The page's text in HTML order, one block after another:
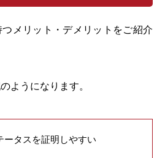
メリット・デメリットをご紹介
ようになります。
ータスを証明しやすい